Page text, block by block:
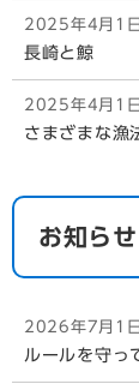
2025年4月1
長崎と鯨
2025年4月1
さまざまな漁
お知らせ
2026年7月1
ルールを守っ